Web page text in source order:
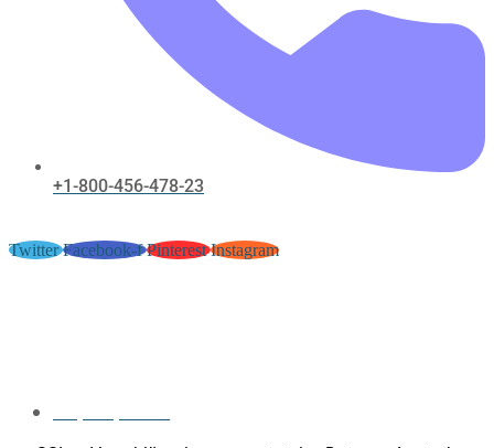
+1-800-456-478-23
Twitter Facebook-f Pinterest Instagram